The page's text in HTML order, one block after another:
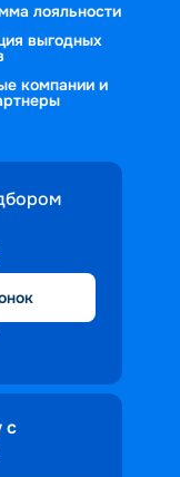
лояльности
выгодных
компании и
с